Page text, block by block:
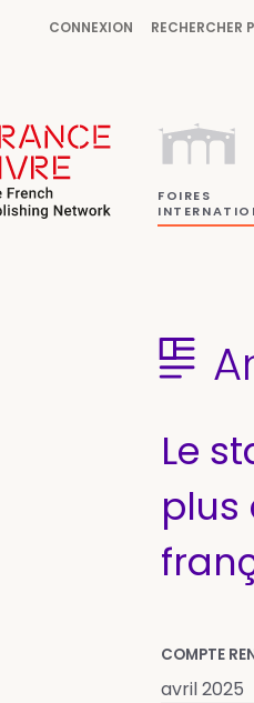
CONNEXION RECHERCHER
FOIRES
Le
plus
COMPTE
avril 2025